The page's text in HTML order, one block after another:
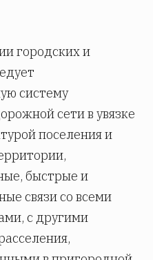
городских и
систему
сети в увязке
поселения и
быстрые и
связи со всеми
с другими